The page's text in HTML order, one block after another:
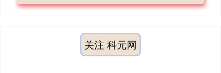
关注 科元网